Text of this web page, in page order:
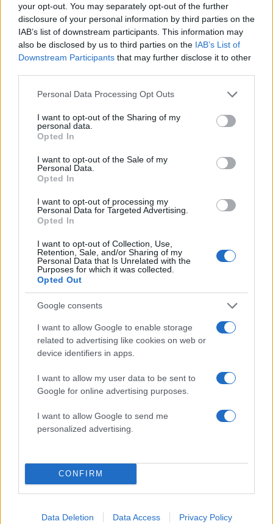
your opt-out. You may separately opt-out of the further
disclosure of your personal information by third parties on the
IAB’s list of downstream participants. This information may
also be disclosed by us to third parties on the IAB’s List of
Downstream Participants that may further disclose it to other
Please note that this website/app uses one or more Google
not limited to your visit or usage behaviour. You may click to
grant or deny consent to Google and its third-party tags to
use your data for below specified purposes in below Google
consent section.
Personal Data Processing Opt Outs
I want to opt-out of the Sharing of my
personal data.
Opted In
I want to opt-out of the Sale of my
Personal Data.
Opted In
I want to opt-out of processing my
Personal Data for Targeted Advertising.
Opted In
I want to opt-out of Collection, Use,
Retention, Sale, and/or Sharing of my
Personal Data that Is Unrelated with the
Purposes for which it was collected.
Opted Out
Google consents
I want to allow Google to enable storage
related to advertising like cookies on web or
device identifiers in apps.
I want to allow my user data to be sent to
Google for online advertising purposes.
I want to allow Google to send me
personalized advertising.
CONFIRM
Data Deletion Data Access Privacy Policy
Σχόλια
Σχολίασε εδώ
2000 /2000
Όροι Χρήσης. Το site προστατεύεται από reCAPTCHA, ισχύουν
Πολιτική Απορρήτου&Όροι Χρήσης
ΑΝΤΩΝΗΣ ΣΡΟΙΤΕΡ
ΛΕΝΑ ΦΛΥΤΖΑΝΗ
Αν τα χάσατε
«Χόρεψε» και το έδαφος
Metallica - Το Γεωδυναμικό
Ινστιτούτο «έπιασε»
δονήσεις κατά τη διάρκεια
της συναυλίας
απολαυστικό